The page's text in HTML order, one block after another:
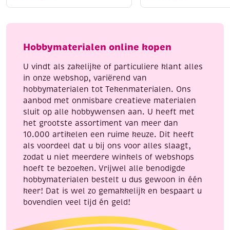
voor behoud van vorm
professionele en luxe uitstraling.
50
groen
10x50
pastel
aantal
Hobbymaterialen online kopen
U vindt als zakelijke of particuliere klant alles
in onze webshop, variërend van
hobbymaterialen tot Tekenmaterialen. Ons
aanbod met onmisbare creatieve materialen
sluit op alle hobbywensen aan. U heeft met
het grootste assortiment van meer dan
10.000 artikelen een ruime keuze. Dit heeft
als voordeel dat u bij ons voor alles slaagt,
zodat u niet meerdere winkels of webshops
hoeft te bezoeken. Vrijwel alle benodigde
hobbymaterialen bestelt u dus gewoon in één
keer! Dat is wel zo gemakkelijk en bespaart u
bovendien veel tijd én geld!